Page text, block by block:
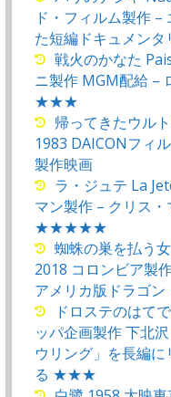
ド・フィルム製作
た短編ドキュメンタ
戦火のかなた
ニ製作 MGM配給 –
★★★
帰ってきたウル
1983 DAICONフィ
製作映画
ラ・ジュテ La
マン製作 – クリス
★★★★★
蜘蛛の巣を払う
2018 コロンビア製
アメリカ版ドラゴ
ドロステのはて
ッパ企画製作 下北
ウリング」を長編
る ★★★